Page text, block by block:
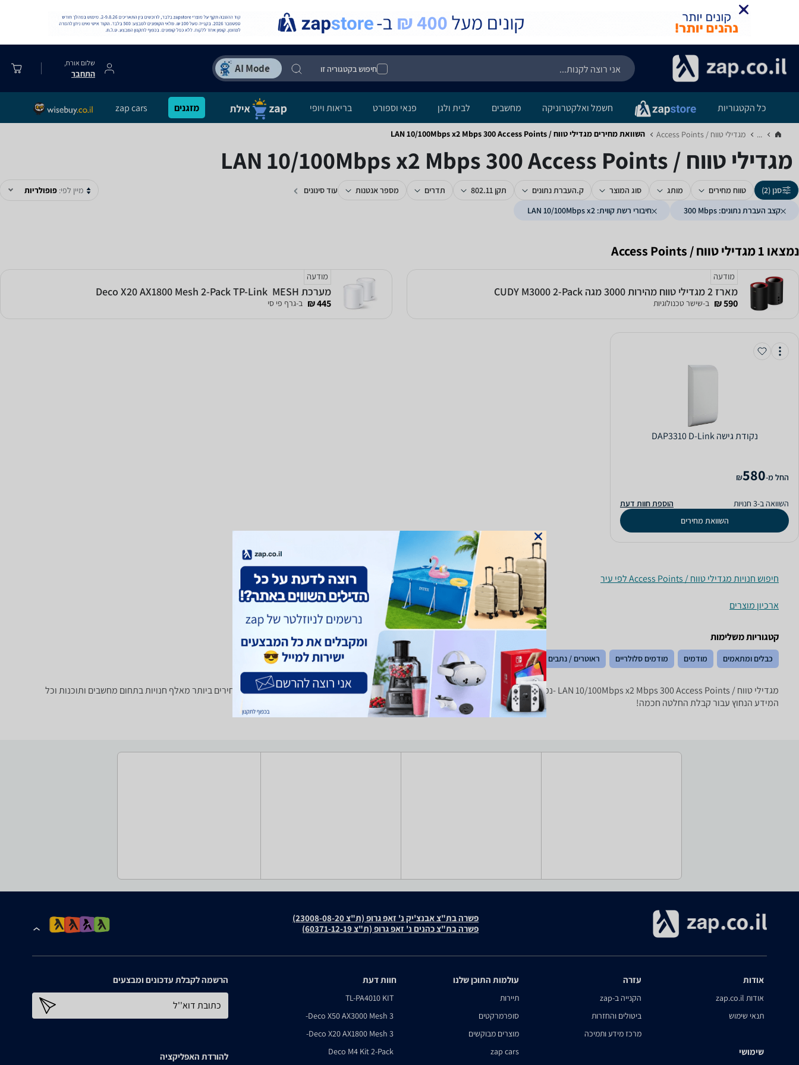
חיפוש בקטגוריה זו
שלום אורח,
התחבר
כל הקטגוריות חשמל ואלקטרוניקה מחשבים לבית ולגן פנאי וספורט בריאות ויופי מזגנים zap cars
... מגדילי טווח / Access Points‏ השוואת מחירים מגדילי טווח / Access Points ‏300 ‏Mbps ‏LAN 10/100Mbps x2
מגדילי טווח / Access Points ‏300 ‏Mbps ‏LAN 10/100Mbps x2
סנן (2) טווח מחירים מותג סוג המוצר ק.העברת נתונים תקן 802.11 תדרים מספר אנטנות
עוד סינונים
קצב העברת נתונים: 300‎ Mbps
חיבורי רשת קווית: LAN 10/100Mbps x2
מיין לפי: פופולריות
נמצאו 1 מגדילי טווח / Access Points
מודעה
מארז 2 מגדילי טווח מהירות 3000 מגה CUDY M3000 2-Pack
590 ₪ ב-שישר טכנולוגיות
מודעה
מערכת MESH ‏ Deco X20 AX1800 Mesh 2-Pack TP-Link
445 ₪ ב-גרף פי סי
‏נקודת גישה DAP3310 D-Link
‫החל מ-580
₪
השוואה ב-3 חנויות
הוספת חוות דעת
השוואת מחירים
חיפוש חנויות מגדילי טווח / Access Points לפי עיר
ארכיון מוצרים
קטגוריות משלימות
כבלים ומתאמים מודמים מודמים סלולריים ראוטרים / נתבים ציוד משלים לתקשורת
מגדילי טווח / Access Points ‏300 ‏Mbps ‏LAN 10/100Mbps x2 -נמצאו 1 מוצרים. מחפש מגדיל טווח / Access Point? רק בזאפ תמצאו חוות דעת, השוואת מחירים ביותר מאלף חנויות בתחום מחשבים ותוכנות וכל
המידע הנחוץ עבור קבלת החלטה חכמה!
פשרה בת"צ אבנצ'יק נ' זאפ גרופ (ת"צ 23008-08-20)
פשרה בת"צ כהנים נ' זאפ גרופ (ת"צ 60371-12-19)
אודות
אודות zap.co.il
תנאי שימוש
שימושי
עזרה
הקנייה ב-zap
ביטולים והחזרות
מרכז מידע ותמיכה
עולמות התוכן שלנו
תיירות
סופרמרקטים
מוצרים מבוקשים
zap cars
חוות דעת
TL-PA4010 KIT
Deco X50 AX3000 Mesh 3-
Deco X20 AX1800 Mesh 3-
Deco M4 Kit 2-Pack
הרשמה לקבלת עדכונים ומבצעים
כתובת דוא''ל
להורדת האפליקציה